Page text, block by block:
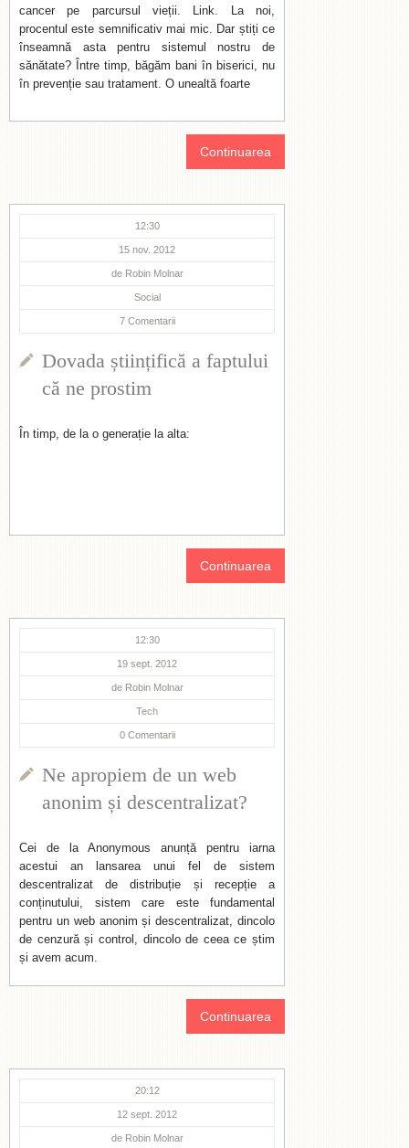
cancer pe parcursul vieții. Link. La noi,
procentul este semnificativ mai mic. Dar știți ce
înseamnă asta pentru sistemul nostru de
sănătate? Între timp, băgăm bani în biserici, nu
în prevenție sau tratament. O unealtă foarte
Continuarea
12:30
15 nov. 2012
de Robin Molnar
Social
7 Comentarii
Dovada științifică a faptului
că ne prostim
În timp, de la o generație la alta:
Continuarea
12:30
19 sept. 2012
de Robin Molnar
Tech
0 Comentarii
Ne apropiem de un web
anonim și descentralizat?
Cei de la Anonymous anunță pentru iarna
acestui an lansarea unui fel de sistem
descentralizat de distribuție și recepție a
conținutului, sistem care este fundamental
pentru un web anonim și descentralizat, dincolo
de cenzură și control, dincolo de ceea ce știm
și avem acum.
Continuarea
20:12
12 sept. 2012
de Robin Molnar